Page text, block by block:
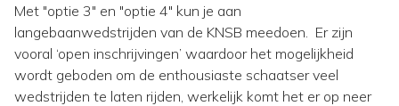
Met "optie 3" en "optie 4" kun je aan
langebaanwedstrijden van de KNSB meedoen. Er zijn
vooral ‘open inschrijvingen’ waardoor het mogelijkheid
wordt geboden om de enthousiaste schaatser veel
wedstrijden te laten rijden, werkelijk komt het er op neer